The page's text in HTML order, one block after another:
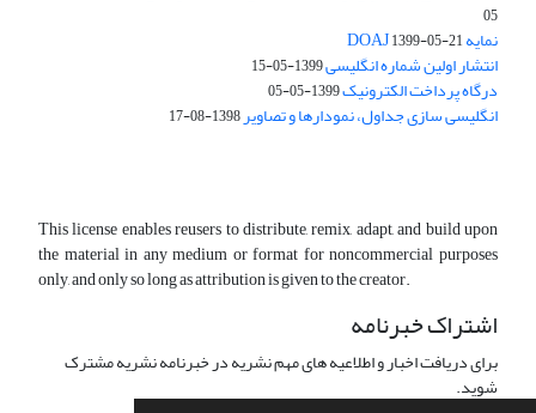
05
نمایه DOAJ1399-05-21
انتشار اولین شماره انگلیسی1399-05-15
درگاه پرداخت الکترونیک1399-05-05
انگلیسی سازی جداول، نمودارها و تصاویر1398-08-17
This license enables reusers to distribute, remix, adapt, and build upon
the material in any medium or format for noncommercial purposes
only, and only so long as attribution is given to the creator.
اشتراک خبرنامه
برای دریافت اخبار و اطلاعیه های مهم نشریه در خبرنامه نشریه مشترک
شوید.